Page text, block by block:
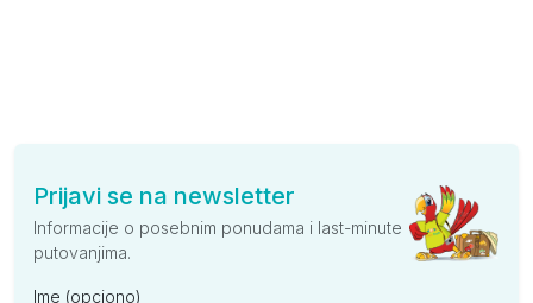
Prijavi se na newsletter
Informacije o posebnim ponudama i last-minute
putovanjima.
Ime (opciono)